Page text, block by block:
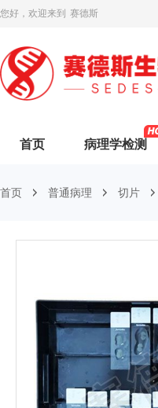
您好，欢迎来到 赛德斯
首页 病理学检测
首页 普通病理 切片